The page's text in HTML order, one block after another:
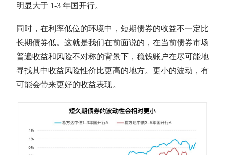
明显大于 1-3 年国开行。
同时，在利率低位的环境中，短期债券的收益不一定比
长期债券低。这就是我们在前面说的，在当前债券市场
普遍收益和风险不对称的背景下，稳钱账户在尽可能地
寻找其中收益风险性价比更高的地方。更小的波动，有
可能会带来更好的收益表现。